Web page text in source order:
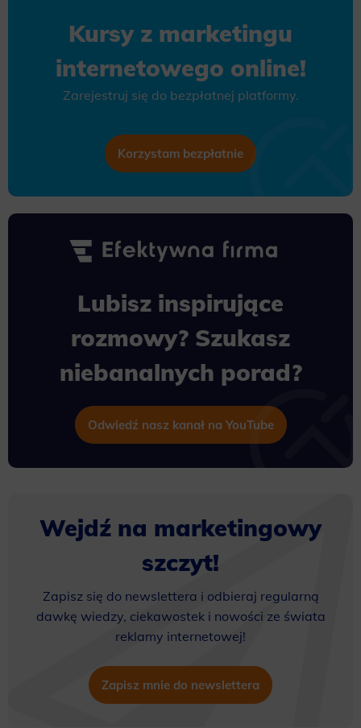
Kursy z marketingu
internetowego online!
Zarejestruj się do bezpłatnej platformy.
Korzystam bezpłatnie
Lubisz inspirujące
rozmowy? Szukasz
niebanalnych porad?
Odwiedź nasz kanał na YouTube
Wejdź na marketingowy
szczyt!
Zapisz się do newslettera i odbieraj regularną
dawkę wiedzy, ciekawostek i nowości ze świata
reklamy internetowej!
Zapisz mnie do newslettera